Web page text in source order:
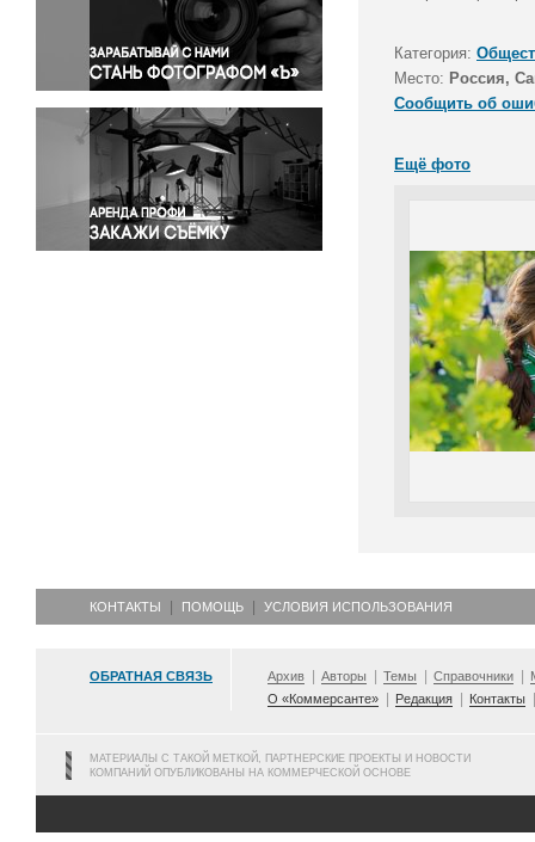
Правосудие
Происшествия и конфликты
Религия
Светская жизнь
Спорт
Экология
Экономика и бизнес
Категория:
Место: Россия,
Сообщить об
Ещё фото
КОНТАКТЫ ПОМОЩЬ УСЛОВИЯ ИСПОЛЬЗОВАНИЯ
ОБРАТНАЯ СВЯЗЬ Архив Авторы Темы Справочники
О «Коммерсанте»
Редакция Контакты
МАТЕРИАЛЫ С ТАКОЙ МЕТКОЙ, ПАРТНЕРСКИЕ ПРОЕКТЫ И НОВОСТИ
КОМПАНИЙ ОПУБЛИКОВАНЫ НА КОММЕРЧЕСКОЙ ОСНОВЕ